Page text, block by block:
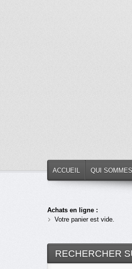
ACCUEIL QUI
Achats en ligne :
Votre panier est vide.
RECHERCHER